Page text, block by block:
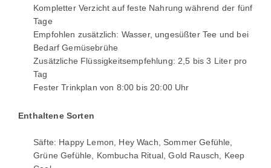
Kompletter Verzicht auf feste Nahrung während der fünf
Tage
Empfohlen zusätzlich: Wasser, ungesüßter Tee und bei
Bedarf Gemüsebrühe
Zusätzliche Flüssigkeitsempfehlung: 2,5 bis 3 Liter pro
Tag
Fester Trinkplan von 8:00 bis 20:00 Uhr
Enthaltene Sorten
Säfte: Happy Lemon, Hey Wach, Sommer Gefühle,
Grüne Gefühle, Kombucha Ritual, Gold Rausch, Keep